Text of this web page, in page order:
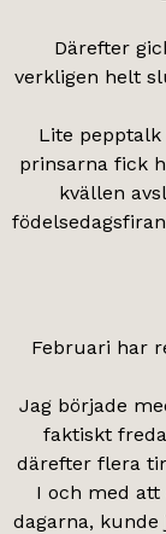
Därefter
verkligen helt
Lite pepptalk
prinsarna fick
kvällen
Februari har
Jag började
faktiskt
därefter flera
I och med att
dagarna,